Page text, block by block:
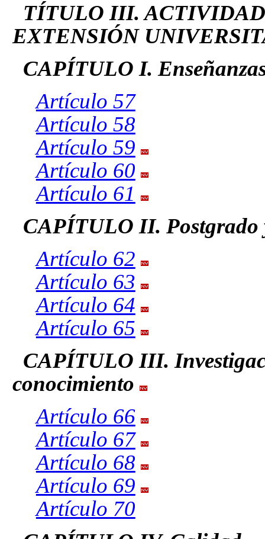
TÍTULO III.
EXTENSIÓN
CAPÍTULO I.
Artículo 57
Artículo 58
Artículo 59
Artículo 60
Artículo 61
CAPÍTULO II. Postgrado
Artículo 62
Artículo 63
Artículo 64
Artículo 65
CAPÍTULO III.
conocimiento
Artículo 66
Artículo 67
Artículo 68
Artículo 69
Artículo 70